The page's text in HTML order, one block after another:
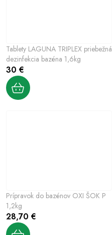
Tablety LAGUNA TRIPLEX priebežná
dezinfekcia bazéna 1,6kg
30 €
Prípravok do bazénov OXI ŠOK P
1,2kg
28,70 €